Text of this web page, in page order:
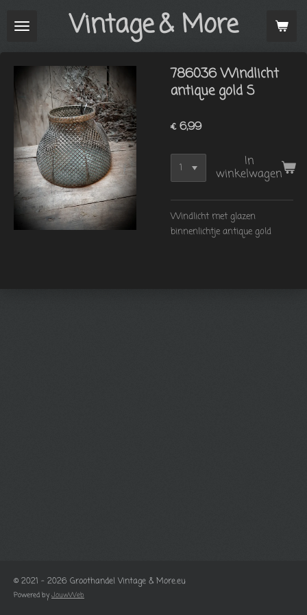
direct
hoofdinhoud
Vintage& More
786036 Windlicht
antique gold S
€ 6,99
In
winkelwagen
Windlicht met glazen
binnenlichtje antique gold
© 2021 - 2026 Groothandel Vintage & More.eu
Powered by JouwWeb